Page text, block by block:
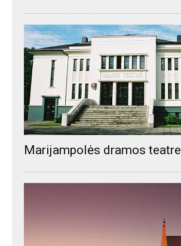
Marijampolės dramos teatre